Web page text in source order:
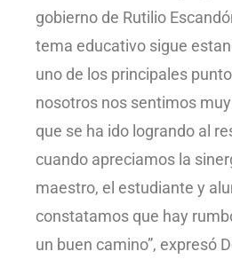
gobierno de Rutilio
tema educativo sigue
uno de los principales
nosotros nos sentimos
que se ha ido logrando al
cuando apreciamos la
maestro, el estudiante y
constatamos que hay
un buen camino”, expresó